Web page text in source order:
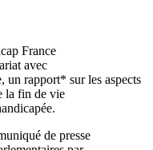
France
avec
un rapport* sur les aspects
la fin de vie
de presse